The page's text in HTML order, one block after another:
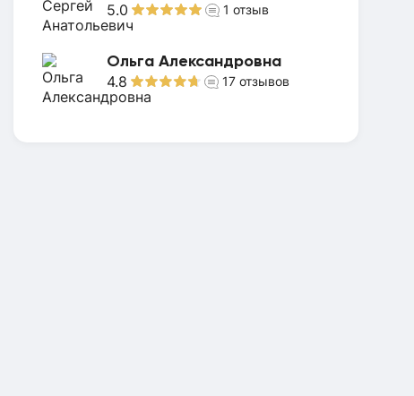
5.0 1 отзыв
Ольга Александровна
4.8 17 отзывов